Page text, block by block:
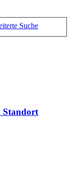
Suche
Standort